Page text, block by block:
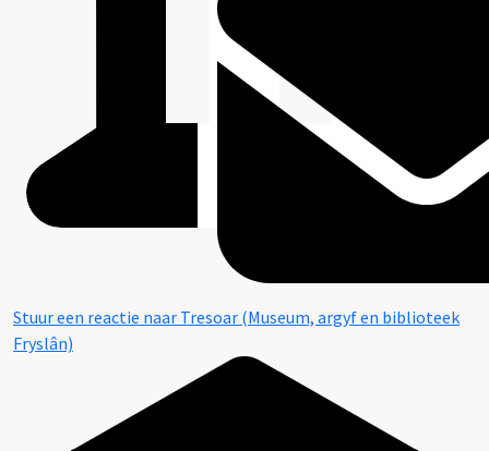
Stuur een reactie naar Tresoar (Museum, argyf en biblioteek
Fryslân)